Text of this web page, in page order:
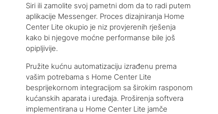
Siri ili zamolite svoj pametni dom da to radi putem
aplikacije Messenger. Proces dizajniranja Home
Center Lite okupio je niz provjerenih rješenja
kako bi njegove moćne performanse bile još
opipljivije.
Pružite kućnu automatizaciju izrađenu prema
vašim potrebama s Home Center Lite
besprijekornom integracijom sa širokim rasponom
kućanskih aparata i uređaja. Proširenja softvera
implementirana u Home Center Lite jamče